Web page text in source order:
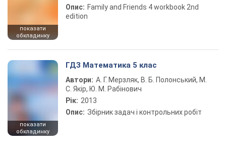
показати
обкладинку
Опис: Family and Friends 4 workbook 2nd
edition
показати
обкладинку
ГДЗ Математика 5 клас
Автори: А. Г. Мерзляк, В. Б. Полонський, М.
С. Якір, Ю. М. Рабінович
Рік: 2013
Опис: Збірник задач і контрольних робіт